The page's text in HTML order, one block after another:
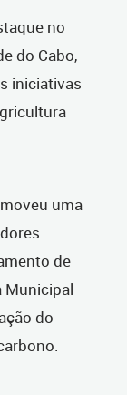
no
do Cabo,
iniciativas
uma
de
Municipal
do